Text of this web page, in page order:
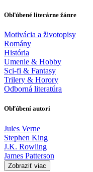
Obľúbené literárne žánre
Motivácia a životopisy
Romány
História
Umenie & Hobby
Sci-fi & Fantasy
Trilery & Horory
Odborná literatúra
Obľúbení autori
Jules Verne
Stephen King
J.K. Rowling
James Patterson
Zobraziť viac